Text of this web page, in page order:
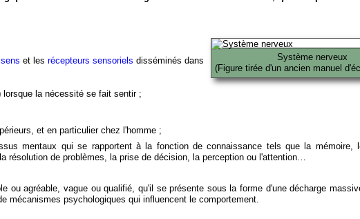
Système nerveux
(Figure tirée d'un ancien manuel
et les récepteurs sensoriels disséminés dans
lorsque la nécessité se fait sentir ;
et en particulier chez l'homme ;
mentaux qui se rapportent à la fonction de connaissance tels que la mémoire,
résolution de problèmes, la prise de décision, la perception ou l'attention…
ou agréable, vague ou qualifié, qu'il se présente sous la forme d'une décharge
mécanismes psychologiques qui influencent le comportement.